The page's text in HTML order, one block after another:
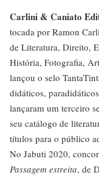
Carlini & Caniato
tocada por Ramon
de Literatura, Direito,
História, Fotografia,
lançou o selo
didáticos,
lançaram um terceiro
seu catálogo de
títulos para o público
No Jabuti 2020,
Passagem estreita, de